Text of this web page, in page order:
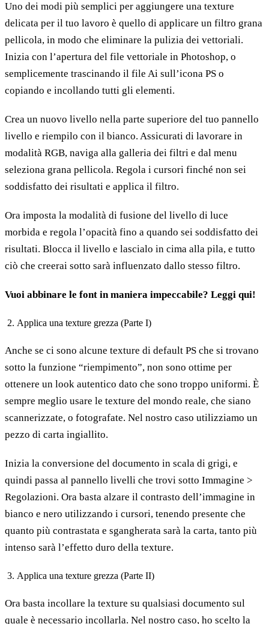
Uno dei modi più semplici per aggiungere una texture
delicata per il tuo lavoro è quello di applicare un filtro grana
pellicola, in modo che eliminare la pulizia dei vettoriali.
Inizia con l’apertura del file vettoriale in Photoshop, o
semplicemente trascinando il file Ai sull’icona PS o
copiando e incollando tutti gli elementi.
Crea un nuovo livello nella parte superiore del tuo pannello
livello e riempilo con il bianco. Assicurati di lavorare in
modalità RGB, naviga alla galleria dei filtri e dal menu
seleziona grana pellicola. Regola i cursori finché non sei
soddisfatto dei risultati e applica il filtro.
Ora imposta la modalità di fusione del livello di luce
morbida e regola l’opacità fino a quando sei soddisfatto dei
risultati. Blocca il livello e lascialo in cima alla pila, e tutto
ciò che creerai sotto sarà influenzato dallo stesso filtro.
Vuoi abbinare le font in maniera impeccabile? Leggi qui!
Applica una texture grezza (Parte I)
Anche se ci sono alcune texture di default PS che si trovano
sotto la funzione “riempimento”, non sono ottime per
ottenere un look autentico dato che sono troppo uniformi. È
sempre meglio usare le texture del mondo reale, che siano
scannerizzate, o fotografate. Nel nostro caso utilizziamo un
pezzo di carta ingiallito.
Inizia la conversione del documento in scala di grigi, e
quindi passa al pannello livelli che trovi sotto Immagine >
Regolazioni. Ora basta alzare il contrasto dell’immagine in
bianco e nero utilizzando i cursori, tenendo presente che
quanto più contrastata e sgangherata sarà la carta, tanto più
intenso sarà l’effetto duro della texture.
Applica una texture grezza (Parte II)
Ora basta incollare la texture su qualsiasi documento sul
quale è necessario incollarla. Nel nostro caso, ho scelto la